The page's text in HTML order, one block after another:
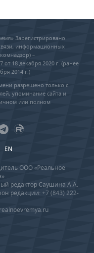
Зарегистрировано
информационных
–
18 декабря 2020 г. (ранее
2014 г.)
разрешено только с
упоминание сайта и
или полном
EN
ООО «Реальное
редактор Саушина А.А.
редакции: +7 (843) 222-